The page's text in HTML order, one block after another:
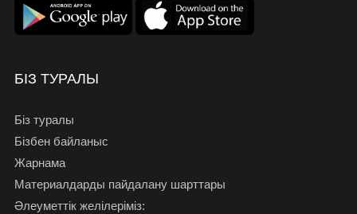
БІЗ ТУРАЛЫ
Біз туралы
Бізбен байланыс
Жарнама
Материалдарды пайдалану шарттары
Әлеуметтік желілеріміз: